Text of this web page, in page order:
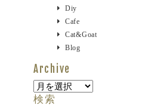
Diy
Cafe
Cat&goat
Blog
Archive
Archive
検索